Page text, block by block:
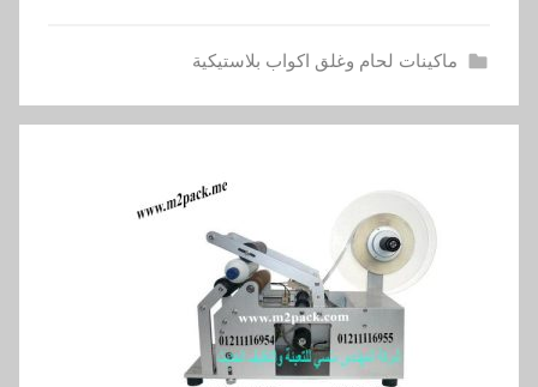
ماكينات لحام وغلق اكواب بلاستيكية